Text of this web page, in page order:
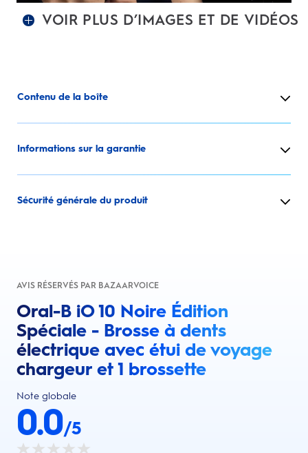
VOIR PLUS D’IMAGES ET DE VIDÉOS
Contenu de la boîte
Informations sur la garantie
Sécurité générale du produit
AVIS RÉSERVÉS PAR BAZAARVOICE
Oral-B iO 10 Noire Édition
Spéciale - Brosse à dents
électrique avec étui de voyage
chargeur et 1 brossette
Note globale
0.0/5